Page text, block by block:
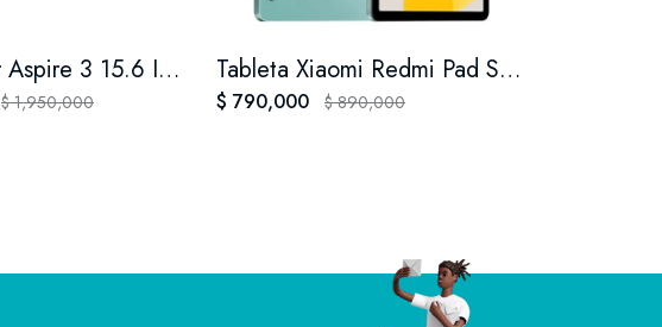
Portátil Acer Aspire 3 15.6 I3-1215u Ram 8gb M.2 512gb Color Gris
$ 1,950,000
Tableta Xiaomi Redmi Pad Se 256gb 8ram
$ 790,000 $ 890,000